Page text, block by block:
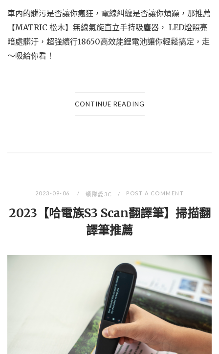
車內的髒污是否讓你瘋狂，電線糾纏是否讓你煩躁，那推薦
【MATRIC 松木】無線氣旋直立手持吸塵器， LED燈照亮
暗處髒汙 ，超強續行18650高效能鋰電池讓你輕鬆搞定，走
～吸給你看！
CONTINUE READING
2023-09-06 領隊愛3C POST A COMMENT
2023【哈電族S3 Scan翻譯筆】掃描翻
譯筆推薦